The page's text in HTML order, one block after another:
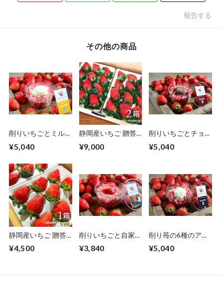
報告する
その他の商品
削りいちごとミルク
個入り）熨斗付き可
¥5,040
静岡産いちご 贈答
大粒 2箱（2パック
¥9,000
削りいちごとチョコ
個入り）熨斗付き可
¥5,040
静岡産いちご 贈答
粒 1箱（2パック入
¥4,500
削りいちごと自家製
個入り）熨斗付き可
¥3,840
削り苺の6種のアソ
（6種×2個）
¥5,040